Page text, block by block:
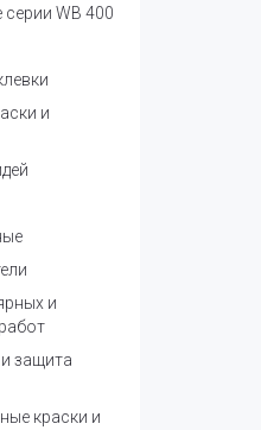
WB 400
и
и
защита
краски и